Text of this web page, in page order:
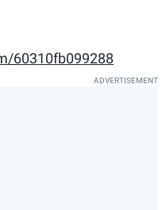
60310fb099288